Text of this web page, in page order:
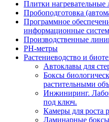
Плитки нагревательные
Пробоподготовка
Программное
информационные
Производственные
РH-метры
Растениеводство и
Автоклавы для
Боксы
растительными
Инжиниринг.
под ключ.
Камеры для роста
Ламинарные боксы